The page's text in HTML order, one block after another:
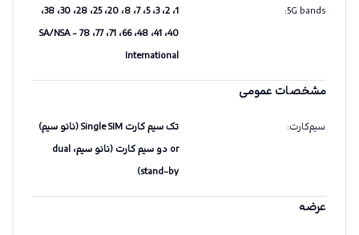
5G bands
:
1، 2، 3، 5، 7، 8، 20، 25، 28، 30، 38،
40، 41، 48، 66، 71، 77، 78 SA/NSA -
International
مشخصات عمومی
سیم‌کارت:
تک سیم کارت Single SIM (نانو سیم)
or دو سیم کارت (نانو سیم، dual
stand-by)
عرضه